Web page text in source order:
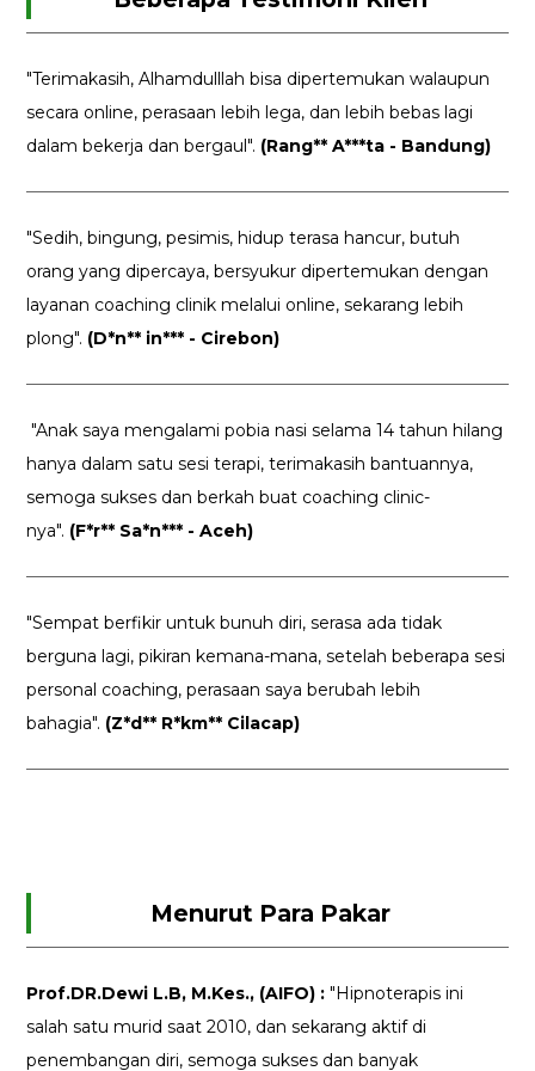
"Terimakasih, Alhamdulllah bisa dipertemukan walaupun
secara online, perasaan lebih lega, dan lebih bebas lagi
dalam bekerja dan bergaul". (Rang** A***ta - Bandung)
"Sedih, bingung, pesimis, hidup terasa hancur, butuh
orang yang dipercaya, bersyukur dipertemukan dengan
layanan coaching clinik melalui online, sekarang lebih
plong". (D*n** in*** - Cirebon)
"Anak saya mengalami pobia nasi selama 14 tahun hilang
hanya dalam satu sesi terapi, terimakasih bantuannya,
semoga sukses dan berkah buat coaching clinic-
nya". (F*r** Sa*n*** - Aceh)
"Sempat berfikir untuk bunuh diri, serasa ada tidak
berguna lagi, pikiran kemana-mana, setelah beberapa sesi
personal coaching, perasaan saya berubah lebih
bahagia". (Z*d** R*km** Cilacap)
Menurut Para Pakar
Prof.DR.Dewi L.B, M.Kes., (AIFO) :"Hipnoterapis ini
salah satu murid saat 2010, dan sekarang aktif di
penembangan diri, semoga sukses dan banyak